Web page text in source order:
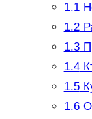
1.1
1.2
1.3
1.4
1.5
1.6